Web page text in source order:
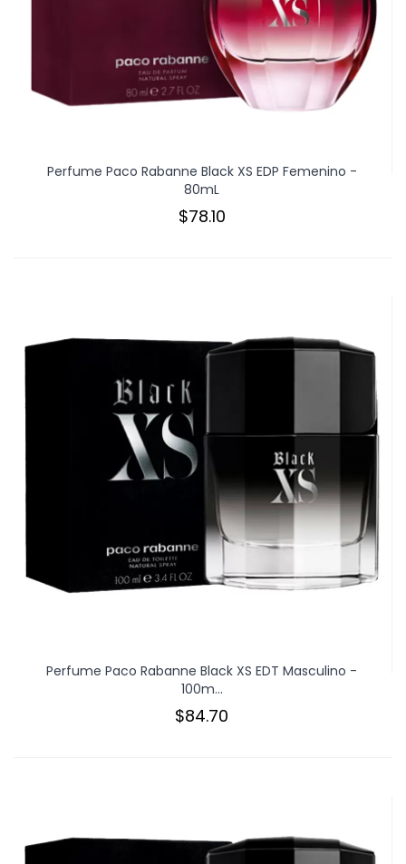
Perfume Paco Rabanne Black XS EDP Femenino -
80mL
$78.10
Perfume Paco Rabanne Black XS EDT Masculino -
100m...
$84.70